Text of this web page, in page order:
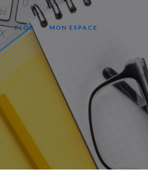
BLOG MON ESPACE